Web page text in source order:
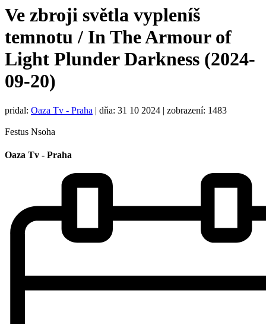
Ve zbroji světla vypleníš
temnotu / In The Armour of
Light Plunder Darkness (2024-
09-20)
pridal: Oaza Tv - Praha | dňa: 31 10 2024 | zobrazení: 1483
Festus Nsoha
Oaza Tv - Praha